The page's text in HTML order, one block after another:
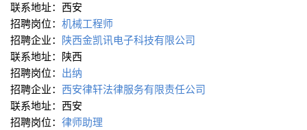
联系地址：西安
招聘岗位： 机械工程师
招聘企业： 陕西金凯讯电子科技有限公司
联系地址：陕西
招聘岗位： 出纳
招聘企业： 西安律轩法律服务有限责任公司
联系地址：西安
招聘岗位： 律师助理